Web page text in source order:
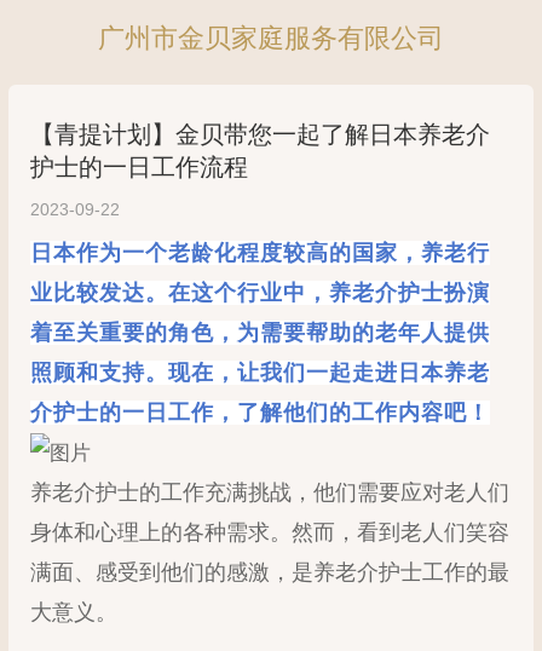
广州市金贝家庭服务有限公司
【青提计划】金贝带您一起了解日本养老介
护士的一日工作流程
2023-09-22
日本作为一个老龄化程度较高的国家，养老行
业比较发达。在这个行业中，养老介护士扮演
着至关重要的角色，为需要帮助的老年人提供
照顾和支持。现在，让我们一起走进日本养老
介护士的一日工作，了解他们的工作内容吧！
养老介护士的工作充满挑战，他们需要应对老人们
身体和心理上的各种需求。然而，看到老人们笑容
满面、感受到他们的感激，是养老介护士工作的最
大意义。